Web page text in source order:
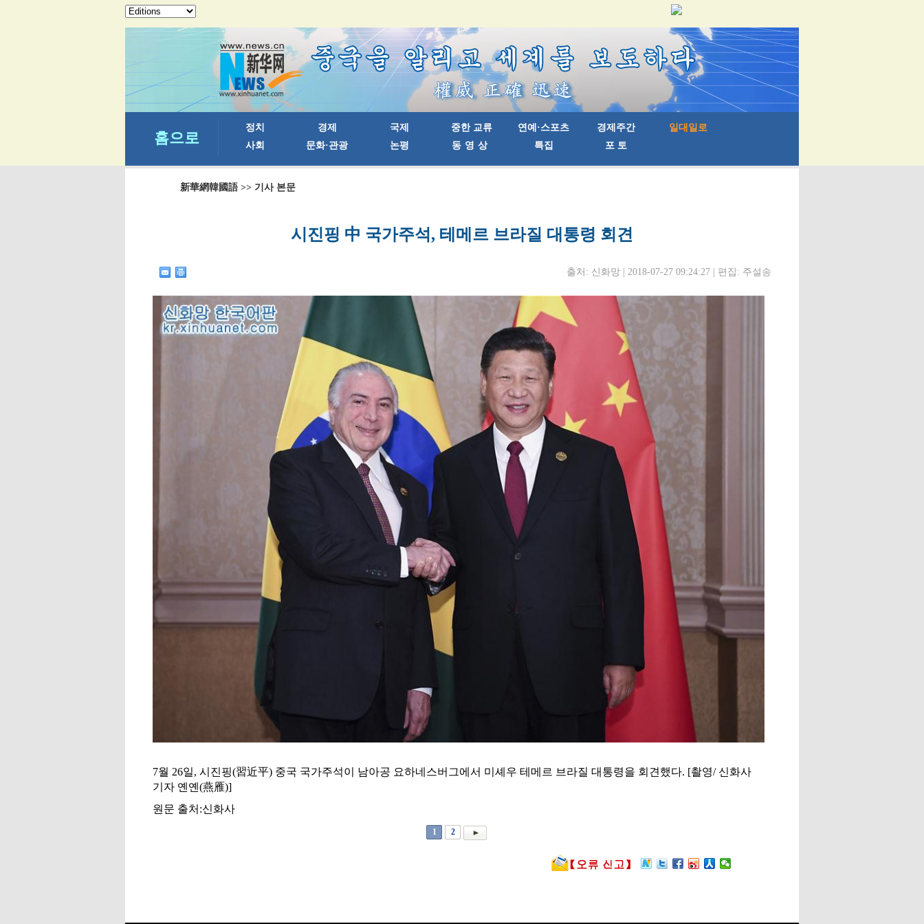
新華網韓國語 >> 기사 본문
시진핑 中 국가주석, 테메르 브라질 대통령 회견
출처: 신화망 | 2018-07-27 09:24:27 | 편집: 주설송
7월 26일, 시진핑(習近平) 중국 국가주석이 남아공 요하네스버그에서 미셰우 테메르 브라질 대통령을 회견했다. [촬영/ 신화사
기자 옌옌(燕雁)]
원문 출처:신화사
1 2